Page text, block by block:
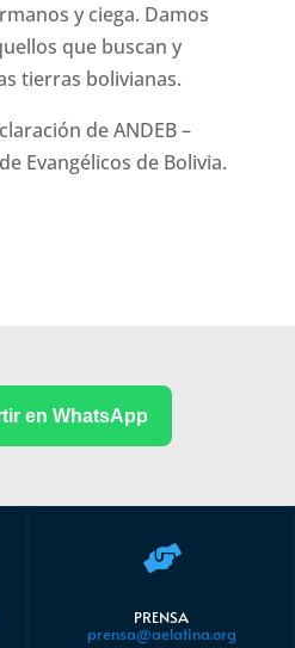
y ciega. Damos
que buscan y
tierras bolivianas.
de ANDEB –
Evangélicos de Bolivia.
en WhatsApp

PRENSA
prensa@aelatina.org